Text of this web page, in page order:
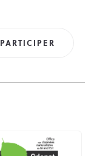
PARTICIPER